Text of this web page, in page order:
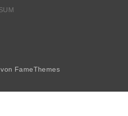
FameThemes